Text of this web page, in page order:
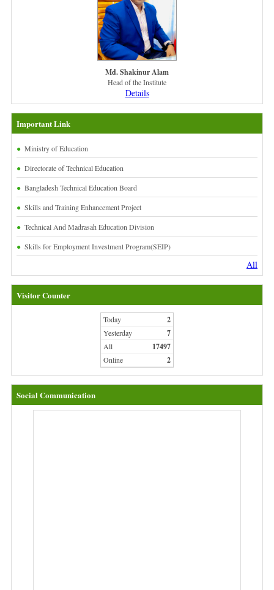
Md. Shakinur Alam
Head of the Institute
Details
Important Link
Ministry of Education
Directorate of Technical Education
Bangladesh Technical Education Board
Skills and Training Enhancement Project
Technical And Madrasah Education Division
Skills for Employment Investment Program(SEIP)
All
Visitor Counter
Today 2
Yesterday 7
All 17497
Online 2
Social Communication